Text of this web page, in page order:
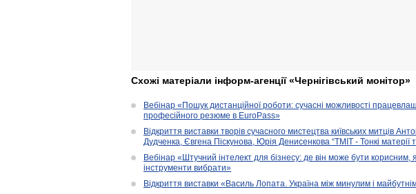
Схожі матеріали інформ-агенції «Чернігівський монітор»
Вебінар «Пошук дистанційної роботи: сучасні можливості
професійного резюме в EuroPass»
Відкриття виставки творів сучасного мистецтва київських митців
Дудченка, Євгена Піскунова, Юрія Денисенкова “ТМІТ - Тонкі матерії
Вебінар «Штучний інтелект для бізнесу: де він може бути корисним,
інструменти вибрати»
Відкриття виставки «Василь Лопата. Україна між минулим і